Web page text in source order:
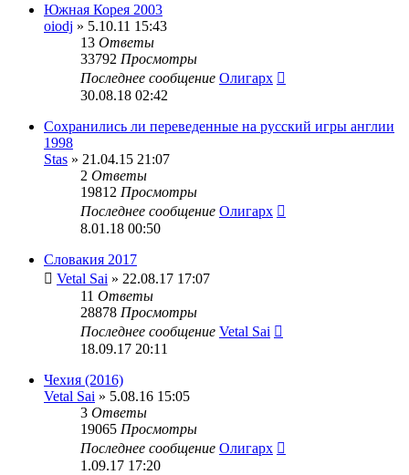
Южная Корея 2003
oiodj » 5.10.11 15:43
13 Ответы
33792 Просмотры
Последнее сообщение Олигарх
30.08.18 02:42
Сохранились ли переведенные на русский игры англии
1998
Stas » 21.04.15 21:07
2 Ответы
19812 Просмотры
Последнее сообщение Олигарх
8.01.18 00:50
Словакия 2017
Vetal Sai » 22.08.17 17:07
11 Ответы
28878 Просмотры
Последнее сообщение Vetal Sai
18.09.17 20:11
Чехия (2016)
Vetal Sai » 5.08.16 15:05
3 Ответы
19065 Просмотры
Последнее сообщение Олигарх
1.09.17 17:20